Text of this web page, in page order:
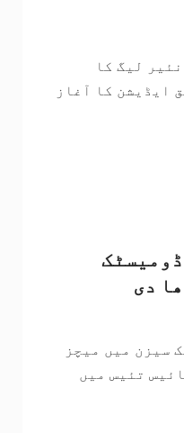
لیگ کا
ایڈیشن کا آغاز
دی
سیزن میں میچز
تئیس میں